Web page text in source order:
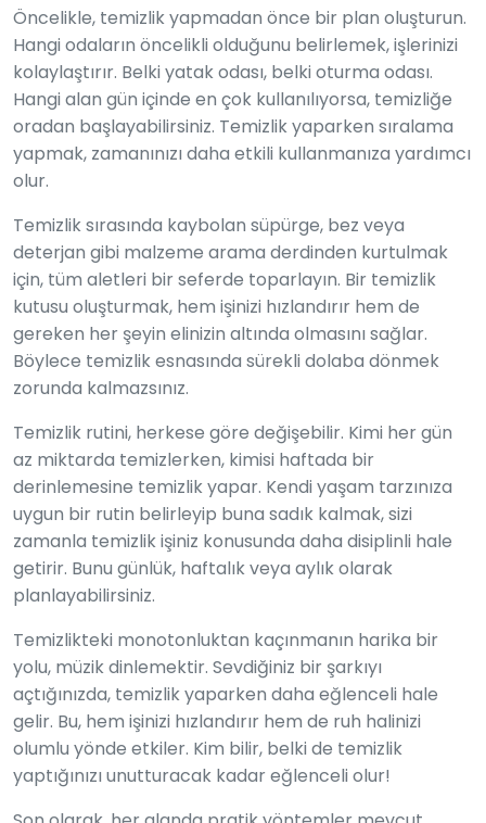
Öncelikle, temizlik yapmadan önce bir plan oluşturun.
Hangi odaların öncelikli olduğunu belirlemek, işlerinizi
kolaylaştırır. Belki yatak odası, belki oturma odası.
Hangi alan gün içinde en çok kullanılıyorsa, temizliğe
oradan başlayabilirsiniz. Temizlik yaparken sıralama
yapmak, zamanınızı daha etkili kullanmanıza yardımcı
olur.
Temizlik sırasında kaybolan süpürge, bez veya
deterjan gibi malzeme arama derdinden kurtulmak
için, tüm aletleri bir seferde toparlayın. Bir temizlik
kutusu oluşturmak, hem işinizi hızlandırır hem de
gereken her şeyin elinizin altında olmasını sağlar.
Böylece temizlik esnasında sürekli dolaba dönmek
zorunda kalmazsınız.
Temizlik rutini, herkese göre değişebilir. Kimi her gün
az miktarda temizlerken, kimisi haftada bir
derinlemesine temizlik yapar. Kendi yaşam tarzınıza
uygun bir rutin belirleyip buna sadık kalmak, sizi
zamanla temizlik işiniz konusunda daha disiplinli hale
getirir. Bunu günlük, haftalık veya aylık olarak
planlayabilirsiniz.
Temizlikteki monotonluktan kaçınmanın harika bir
yolu, müzik dinlemektir. Sevdiğiniz bir şarkıyı
açtığınızda, temizlik yaparken daha eğlenceli hale
gelir. Bu, hem işinizi hızlandırır hem de ruh halinizi
olumlu yönde etkiler. Kim bilir, belki de temizlik
yaptığınızı unutturacak kadar eğlenceli olur!